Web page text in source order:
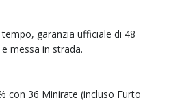
garanzia ufficiale di 48
messa in strada.
con 36 Minirate (incluso Furto